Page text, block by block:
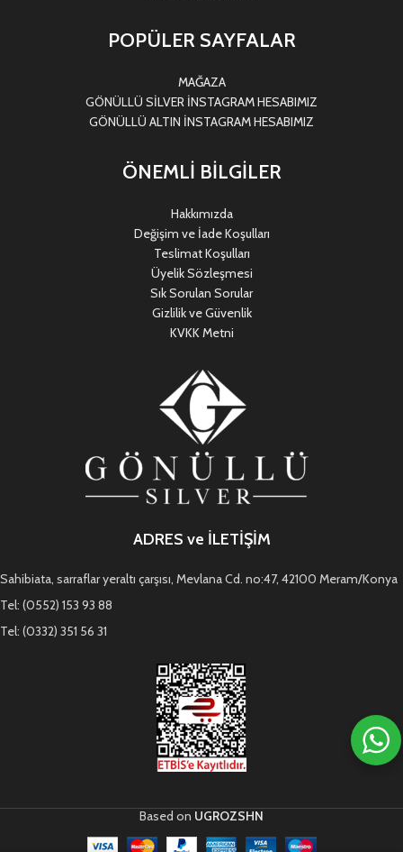
POPÜLER SAYFALAR
MAĞAZA
GÖNÜLLÜ SİLVER İNSTAGRAM HESABIMIZ
GÖNÜLLÜ ALTIN İNSTAGRAM HESABIMIZ
ÖNEMLİ BİLGİLER
Hakkımızda
Değişim ve İade Koşulları
Teslimat Koşulları
Üyelik Sözleşmesi
Sık Sorulan Sorular
Gizlilik ve Güvenlik
KVKK Metni
ADRES ve İLETİŞİM
Sahibiata, sarraflar yeraltı çarşısı, Mevlana Cd. no:47, 42100 Meram/Konya
Tel: (0552) 153 93 88
Tel: (0332) 351 56 31
Based on UGROZSHN